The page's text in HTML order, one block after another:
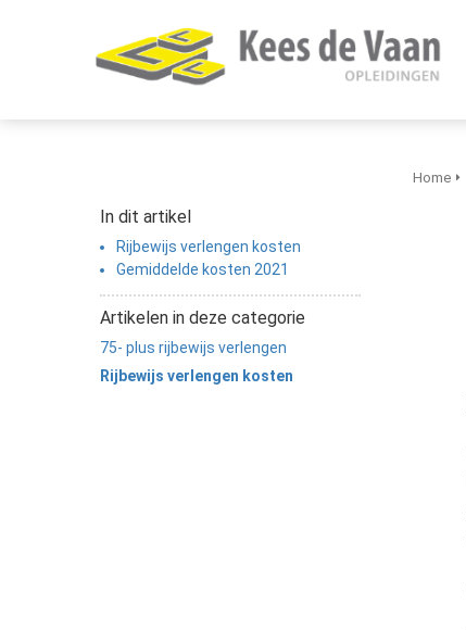
In dit artikel
Rijbewijs verlengen kosten
Gemiddelde kosten 2021
Artikelen in deze categorie
75- plus rijbewijs verlengen
Rijbewijs verlengen kosten
Home